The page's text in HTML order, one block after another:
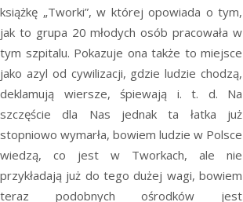
książkę „Tworki”, w której opowiada o tym,
jak to grupa 20 młodych osób pracowała w
tym szpitalu. Pokazuje ona także to miejsce
jako azyl od cywilizacji, gdzie ludzie chodzą,
deklamują wiersze, śpiewają i. t. d. Na
szczęście dla Nas jednak ta łatka już
stopniowo wymarła, bowiem ludzie w Polsce
wiedzą, co jest w Tworkach, ale nie
przykładają już do tego dużej wagi, bowiem
teraz podobnych ośrodków jest